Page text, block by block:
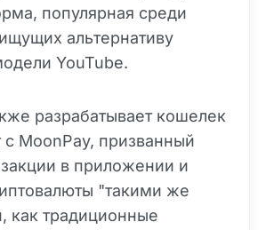
популярная среди
альтернативу
YouTube.
разрабатывает кошелек
с MoonPay, призванный
в приложении и
"такими же
как традиционные